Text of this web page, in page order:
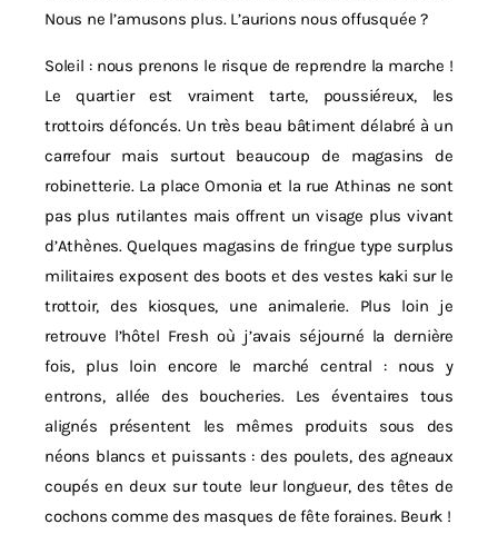
Nous ne l’amusons plus. L’aurions nous offusquée ?
Soleil : nous prenons le risque de reprendre la marche !
Le quartier est vraiment tarte, poussiéreux, les
trottoirs défoncés. Un très beau bâtiment délabré à un
carrefour mais surtout beaucoup de magasins de
robinetterie. La place Omonia et la rue Athinas ne sont
pas plus rutilantes mais offrent un visage plus vivant
d’Athènes. Quelques magasins de fringue type surplus
militaires exposent des boots et des vestes kaki sur le
trottoir, des kiosques, une animalerie. Plus loin je
retrouve l’hôtel Fresh où j’avais séjourné la dernière
fois, plus loin encore le marché central : nous y
entrons, allée des boucheries. Les éventaires tous
alignés présentent les mêmes produits sous des
néons blancs et puissants : des poulets, des agneaux
coupés en deux sur toute leur longueur, des têtes de
cochons comme des masques de fête foraines. Beurk !